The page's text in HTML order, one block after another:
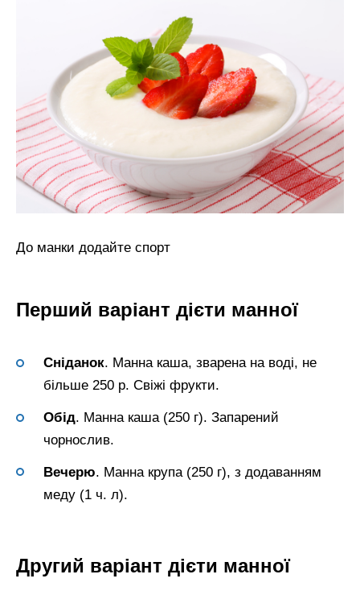
До манки додайте спорт
Перший варіант дієти манної
Сніданок. Манна каша, зварена на воді, не
більше 250 р. Свіжі фрукти.
Обід. Манна каша (250 г). Запарений
чорнослив.
Вечерю. Манна крупа (250 г), з додаванням
меду (1 ч. л).
Другий варіант дієти манної